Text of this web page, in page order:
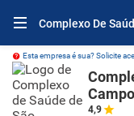
Esta empresa é sua? Solicite
Campo
4,9